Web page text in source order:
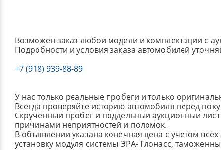
Возможен заказ любой модели и комплектации с
Подробности и условия заказа автомобилей
+7 (918) 939-88-89
У нас только реальные пробеги и только
Всегда проверяйте историю автомобиля перед
Скрученный пробег и поддельный аукционный лист
причинами неприятностей и поломок.
В объявлении указана конечная цена с учетом
установку модуля системы ЭРА- Глонасс,